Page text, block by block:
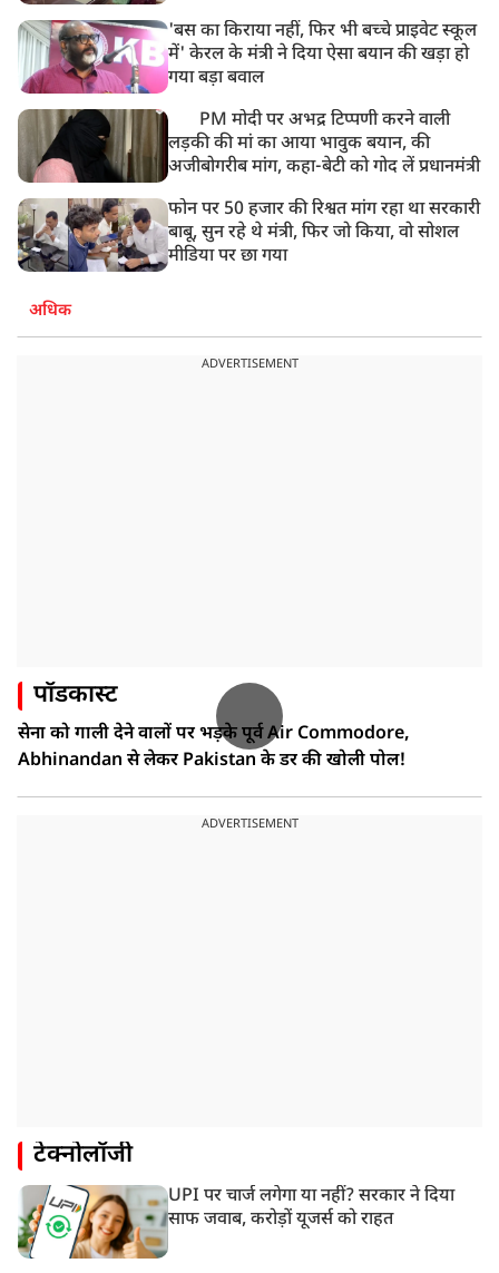
'बस का किराया नहीं, फिर भी बच्चे प्राइवेट स्कूल
में' केरल के मंत्री ने दिया ऐसा बयान की खड़ा हो
गया बड़ा बवाल
PM मोदी पर अभद्र टिप्पणी करने वाली
लड़की की मां का आया भावुक बयान, की
अजीबोगरीब मांग, कहा-बेटी को गोद लें प्रधानमंत्री
फोन पर 50 हजार की रिश्वत मांग रहा था सरकारी
बाबू, सुन रहे थे मंत्री, फिर जो किया, वो सोशल
मीडिया पर छा गया
अधिक
ADVERTISEMENT
पॉडकास्ट
सेना को गाली देने वालों पर भड़के पूर्व Air Commodore,
Abhinandan से लेकर Pakistan के डर की खोली पोल!
ADVERTISEMENT
टेक्नोलॉजी
UPI पर चार्ज लगेगा या नहीं? सरकार ने दिया
साफ जवाब, करोड़ों यूजर्स को राहत